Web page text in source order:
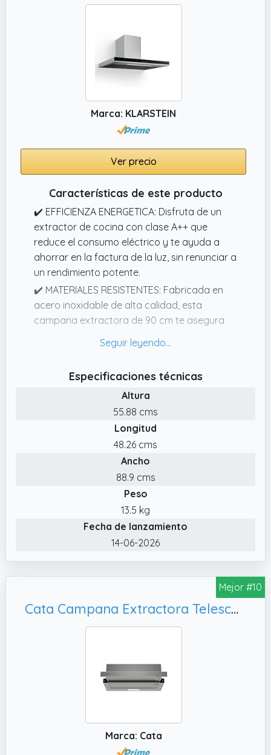
Marca: KLARSTEIN
Ver precio
Características de este producto
✔️ EFFICIENZA ENERGETICA: Disfruta de un
extractor de cocina con clase A++ que
reduce el consumo eléctrico y te ayuda a
ahorrar en la factura de la luz, sin renunciar a
un rendimiento potente.
✔️ MATERIALES RESISTENTES: Fabricada en
acero inoxidable de alta calidad, esta
campana extractora de 90 cm te asegura
brillante de la campana extractora ilumina tu
cocina con bajo consumo de energía,
creando un ambiente cálido y acogedor
✔️ POTENTE FLUJO DE AIRE: Elimina el vapor
y los olores en segundos gracias a la
campana extractora con hasta 881,6 m³/h
de potencia en modo Boost, ideal para
✔️ MANTENIMIENTO SENCILLO: Los filtros de
aluminio aptos para lavavajillas y la opción
Especificaciones técnicas
Altura
55.88 cms
Longitud
48.26 cms
Ancho
88.9 cms
Peso
13.5 kg
Fecha de lanzamiento
14-06-2026
Mejor #10
Cata Campana Extractora Telescópica TFB-5160 X con 2 Niveles de Extracción Panel de Control Mecánico Motor Tangencial Extra Silencioso Capacidad de 300 m3/h Iluminación LED Ancho 60 cm Color Inox
Marca: Cata